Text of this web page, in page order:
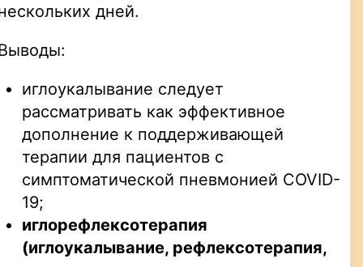
дней.
иглоукалывание следует
рассматривать как эффективное
дополнение к поддерживающей
терапии для пациентов с
симптоматической пневмонией COVID-
19;
иглорефлексотерапия
(иглоукалывание, рефлексотерапия,